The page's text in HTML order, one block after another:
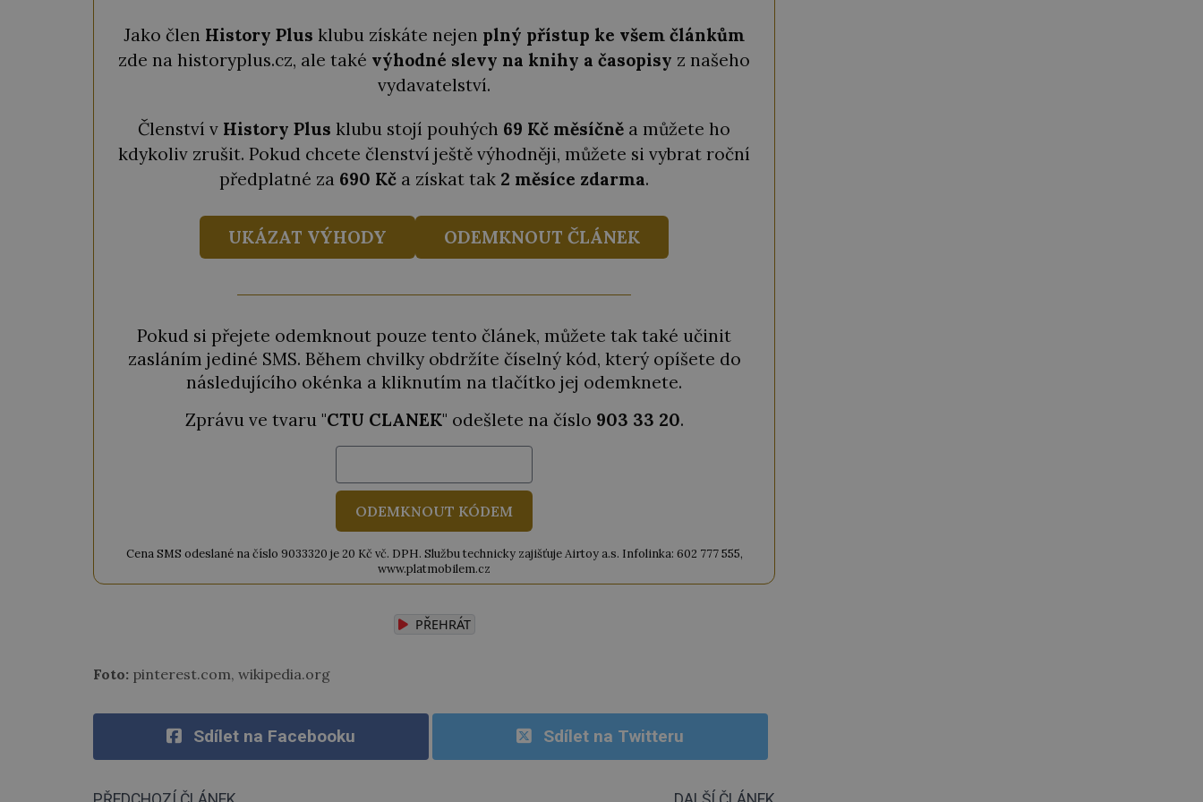
Jako člen History Plus klubu získáte nejen plný přístup ke všem článkům
zde na historyplus.cz, ale také výhodné slevy na knihy a časopisy z našeho
vydavatelství.
Členství v History Plus klubu stojí pouhých 69 Kč měsíčně a můžete ho
kdykoliv zrušit. Pokud chcete členství ještě výhodněji, můžete si vybrat roční
předplatné za 690 Kč a získat tak 2 měsíce zdarma.
UKÁZAT VÝHODY ODEMKNOUT ČLÁNEK
Pokud si přejete odemknout pouze tento článek, můžete tak také učinit
zasláním jediné SMS. Během chvilky obdržíte číselný kód, který opíšete do
následujícího okénka a kliknutím na tlačítko jej odemknete.
Zprávu ve tvaru "CTU CLANEK" odešlete na číslo 903 33 20.
ODEMKNOUT KÓDEM
Cena SMS odeslané na číslo 9033320 je 20 Kč vč. DPH. Službu technicky zajišťuje Airtoy a.s. Infolinka: 602 777 555,
www.platmobilem.cz
PŘEHRÁT
Foto: pinterest.com, wikipedia.org
Sdílet na Facebooku Sdílet na Twitteru